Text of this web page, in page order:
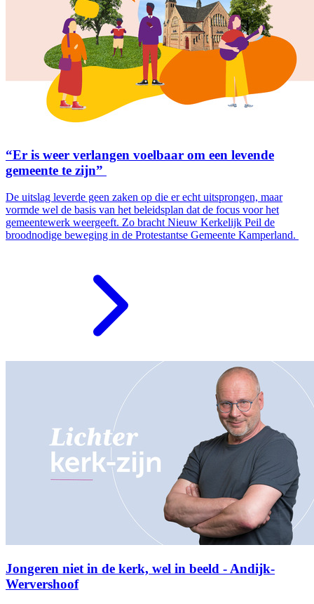
“Er is weer verlangen voelbaar om een levende
gemeente te zijn”
De uitslag leverde geen zaken op die er echt uitsprongen, maar
vormde wel de basis van het beleidsplan dat de focus voor het
gemeentewerk weergeeft. Zo bracht Nieuw Kerkelijk Peil de
broodnodige beweging in de Protestantse Gemeente Kamperland.
Jongeren niet in de kerk, wel in beeld - Andijk-
Wervershoof